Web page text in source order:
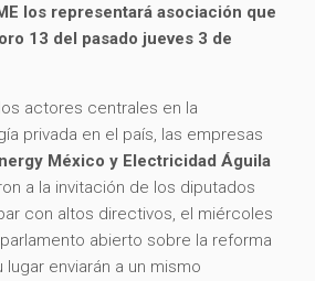
los representará asociación que
13 del pasado jueves 3 de
actores centrales en la
privada en el país, las empresas
México y Electricidad Águila
a la invitación de los diputados
con altos directivos, el miércoles
abierto sobre la reforma
enviarán a un mismo